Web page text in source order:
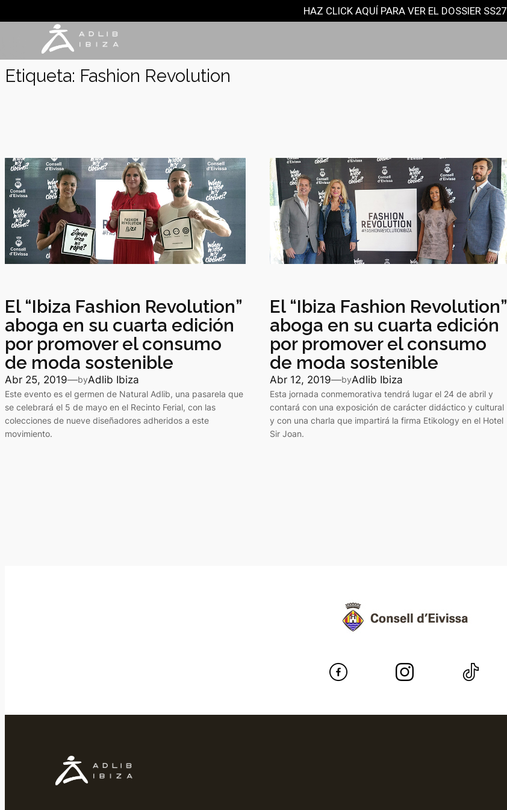
contenido
HAZ CLICK AQUÍ PARA VER EL DOSSIER SS27
Etiqueta: Fashion Revolution
El “Ibiza Fashion Revolution”
aboga en su cuarta edición
por promover el consumo
de moda sostenible
Abr 25, 2019—byAdlib Ibiza
Este evento es el germen de Natural Adlib, una pasarela que
se celebrará el 5 de mayo en el Recinto Ferial, con las
colecciones de nueve diseñadores adheridos a este
movimiento.
El “Ibiza Fashion Revolution”
aboga en su cuarta edición
por promover el consumo
de moda sostenible
Abr 12, 2019—byAdlib Ibiza
Esta jornada conmemorativa tendrá lugar el 24 de abril y
contará con una exposición de carácter didáctico y cultural
y con una charla que impartirá la firma Etikology en el Hotel
Sir Joan.